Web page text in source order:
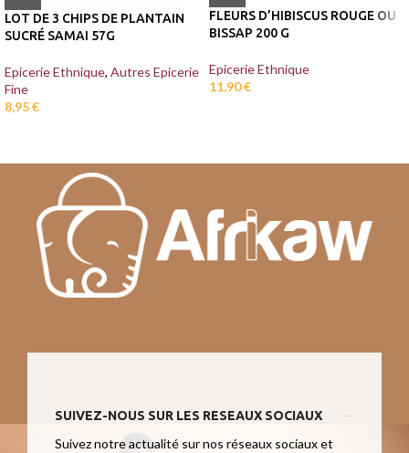
LOT DE 3 CHIPS DE PLANTAIN
SUCRÉ SAMAI 57G
Epicerie Ethnique, Autres Epicerie
Fine
8,95€
FLEURS D’HIBISCUS ROUGE OU
BISSAP 200 G
Epicerie Ethnique
11,90€
SUIVEZ-NOUS SUR LES RESEAUX SOCIAUX
Suivez notre actualité sur nos réseaux sociaux et